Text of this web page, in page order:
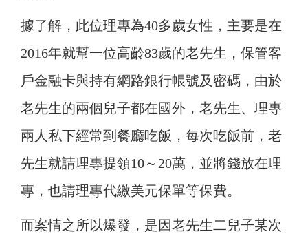
據了解，此位理專為40多歲女性，主要是在
2016年就幫一位高齡83歲的老先生，保管客
戶金融卡與持有網路銀行帳號及密碼，由於
老先生的兩個兒子都在國外，老先生、理專
兩人私下經常到餐廳吃飯，每次吃飯前，老
先生就請理專提領10～20萬，並將錢放在理
專，也請理專代繳美元保單等保費。
而案情之所以爆發，是因老先生二兒子某次